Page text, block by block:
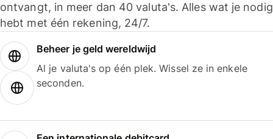
ontvangt, in meer dan 40 valuta's. Alles wat je nodig
hebt met één rekening, 24/7.
Beheer je geld wereldwijd
Al je valuta's op één plek. Wissel ze in enkele
seconden.